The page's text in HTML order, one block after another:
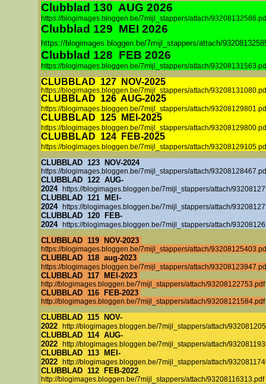
Clubblad 130 AUG 2026
https://blogimages.bloggen.be/7mijl_stappers/attach/
Clubblad 129 MEI 2026
https://blogimages.bloggen.be/7mijl_stappers/attach/
Clubblad 128 FEB 2026
https://blogimages.bloggen.be/7mijl_stappers/attach/
CLUBBLAD 127 NOV-2025
https://blogimages.bloggen.be/7mijl_stappers/attach/
CLUBBLAD 126 AUG-2025
https://blogimages.bloggen.be/7mijl_stappers/attach/
CLUBBLAD 125 MEI-2025
https://blogimages.bloggen.be/7mijl_stappers/attach/
CLUBBLAD 124 FEB-2025
https://blogimages.bloggen.be/7mijl_stappers/attach/
CLUBBLAD 123 NOV-2024
https://blogimages.bloggen.be/7mijl_stappers/attach/
CLUBBLAD 122 AUG-
2024 https://blogimages.bloggen.be/7mijl_stappers/attach/
CLUBBLAD 121 MEI-
2024 https://blogimages.bloggen.be/7mijl_stappers/attach/
CLUBBLAD 120 FEB-
2024 https://blogimages.bloggen.be/7mijl_stappers/attach/
CLUBBLAD 119 NOV-2023
https://blogimages.bloggen.be/7mijl_stappers/attach/
CLUBBLAD 118 aug-2023
https://blogimages.bloggen.be/7mijl_stappers/attach/
CLUBBLAD 117 MEI-2023
http://blogimages.bloggen.be/7mijl_stappers/attach/93208122753.pdf
CLUBBLAD 116 FEB-2023
http://blogimages.bloggen.be/7mijl_stappers/attach/93208121584.pdf
CLUBBLAD 115 NOV-
2022 http://blogimages.bloggen.be/7mijl_stappers/attach/
CLUBBLAD 114 AUG-
2022 http://blogimages.bloggen.be/7mijl_stappers/attach/
CLUBBLAD 113 MEI-
2022 http://blogimages.bloggen.be/7mijl_stappers/attach/
CLUBBLAD 112 FEB-2022
http://blogimages.bloggen.be/7mijl_stappers/attach/93208116313.pdf